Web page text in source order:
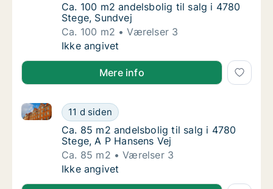
Ca. 100 m2 andelsbolig til salg i 4780
Ca. 100 m2 andelsbolig til salg i 4780
Stege, Sundvej
Ca. 100 m2
Værelser 3
Ca. 100 m2 andelsbolig til salg i 4780
Ikke angivet
Mere info
Ca. 85 m2 andelsbolig til salg i 4780 Stege,
11 d siden
Ca. 85 m2 andelsbolig til salg i 4780 Stege, A P
Ca. 85 m2 andelsbolig til salg i 4780 Stege,
Ca. 85 m2 andelsbolig til salg i 4780
Stege, A P Hansens Vej
Ca. 85 m2
Værelser 3
Ca. 85 m2 andelsbolig til salg i 4780 Stege,
Ikke angivet